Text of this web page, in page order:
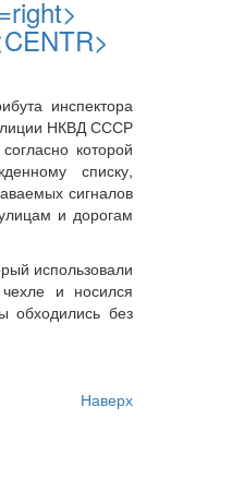
инспектора
НКВД СССР
которой
списку,
сигналов
и дорогам
использовали
и носился
обходились без
Наверх